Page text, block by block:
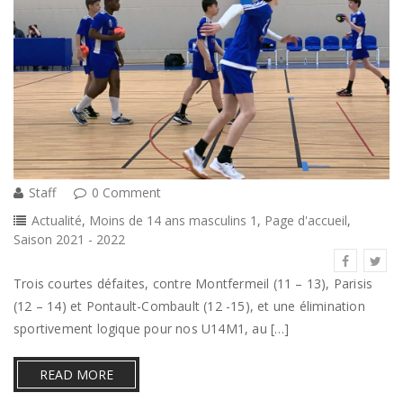
Staff
0 Comment
Actualité, Moins de 14 ans masculins 1 , Page d'accueil,
Saison 2021 - 2022
Trois courtes défaites, contre Montfermeil (11 – 13), Parisis
(12 – 14) et Pontault-Combault (12 -15), et une élimination
sportivement logique pour nos U14M1, au […]
READ MORE